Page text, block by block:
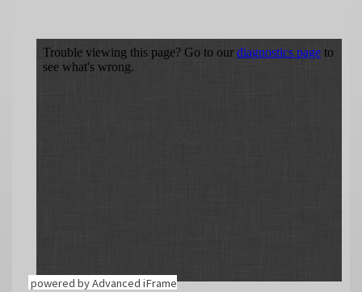
powered by Advanced iFrame